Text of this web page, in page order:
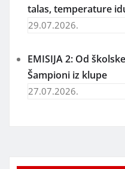
talas, temperature
29.07.2026.
EMISIJA 2: Od
Šampioni iz klupe
27.07.2026.